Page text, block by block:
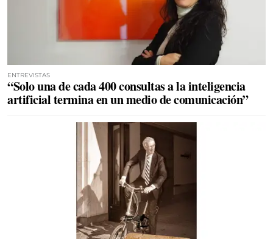
ENTREVISTAS
“Solo una de cada 400 consultas a la inteligencia
artificial termina en un medio de comunicación”